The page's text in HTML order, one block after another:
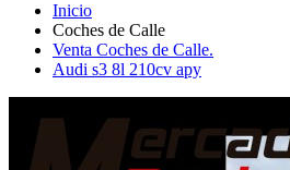
Inicio
Coches de Calle
Venta Coches de Calle.
Audi s3 8l 210cv apy